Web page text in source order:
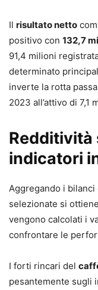
Il risultato netto
positivo con 132,7
91,4 milioni
determinato
inverte la rotta
2023 all’attivo di 7,1
indicatori
Aggregando i
selezionate si
vengono calcolati i
confrontare le
I forti rincari del
pesantemente sugli